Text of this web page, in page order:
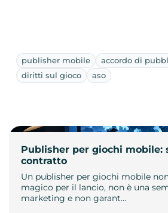
publisher mobile
accordo di
diritti sul gioco
aso
Publisher per giochi mobile:
contratto
Un publisher per giochi mobile
magico per il lancio, non è una
marketing e non garant…